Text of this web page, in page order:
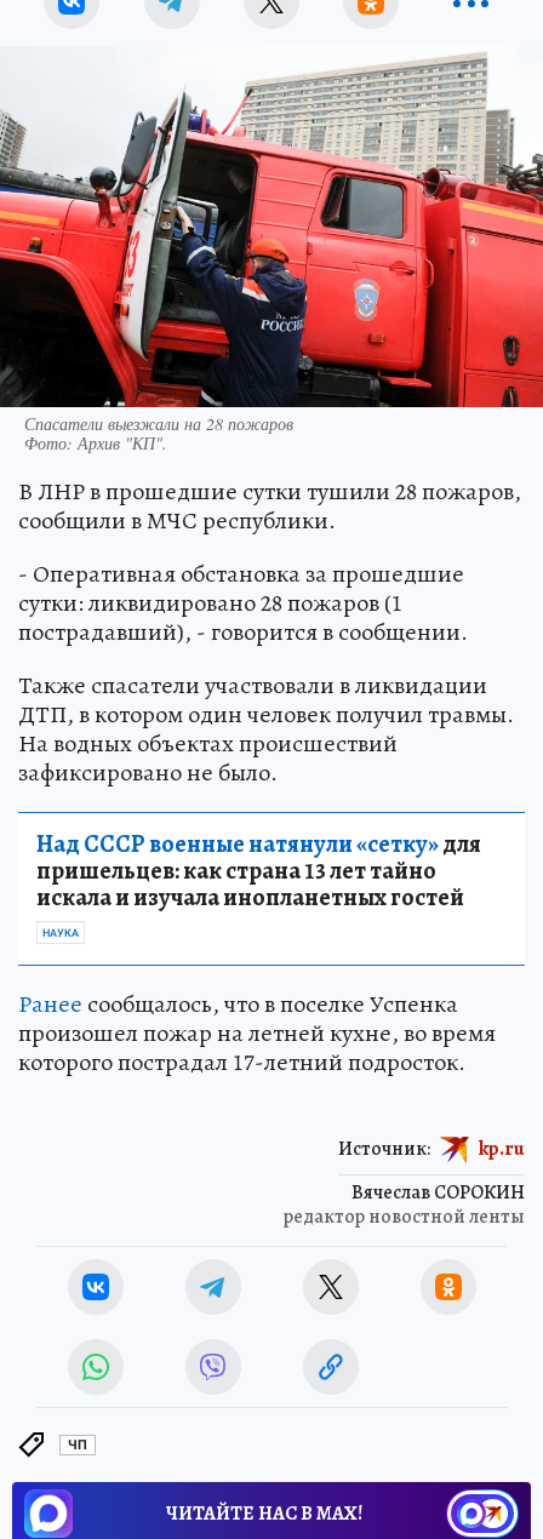
Спасатели выезжали на 28 пожаров
Фото: Архив "КП".
В ЛНР в прошедшие сутки тушили 28 пожаров,
сообщили в МЧС республики.
- Оперативная обстановка за прошедшие
сутки: ликвидировано 28 пожаров (1
пострадавший), - говорится в сообщении.
Также спасатели участвовали в ликвидации
ДТП, в котором один человек получил травмы.
На водных объектах происшествий
зафиксировано не было.
Над СССР военные натянули «сетку»для
пришельцев: как страна 13 лет тайно
искала и изучала инопланетных гостей
НАУКА
Ранее сообщалось, что в поселке Успенка
произошел пожар на летней кухне, во время
которого пострадал 17-летний подросток.
Вячеслав СОРОКИН
редактор новостной ленты
Источник: kp.ru
ЧП
ЧИТАЙТЕ НАС В МАХ!